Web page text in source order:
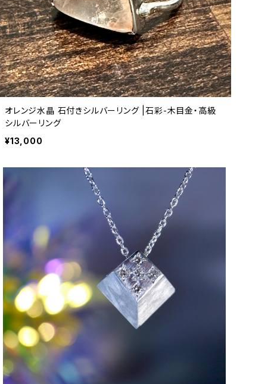
オレンジ水晶 石付きシルバーリング |石彩-木目金・高級
シルバーリング
¥13,000